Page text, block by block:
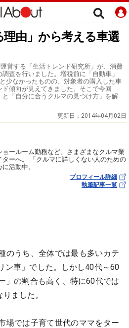
理由」から考える車選
営する「生活トレンド研究所」が、消費
査を行いました。増税前に「自動車」
少なかったものの、対象者の購入した車
傾向が見えてきました。そこで今回
「自分に合うクルマの見つけ方」を解
更新日： 2014年04月02日
ョールーム勤務など、さまざまなクルマ業
ーへ。 「クルマに詳しくない人のための
活動中。
プロフィール詳細
執筆記事一覧
のうち、全体では最も多いカテ
ン車」でした。しかし40代～60
」の割合も高く、特に60代では
ました。
場では子育て世代のママをター